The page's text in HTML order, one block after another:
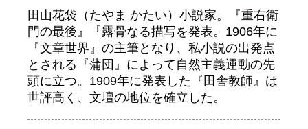
田山花袋（たやま かたい）小説家。『重右衛
門の最後』『露骨なる描写を発表。1906年に
『文章世界』の主筆となり、私小説の出発点
とされる『蒲団』によって自然主義運動の先
頭に立つ。1909年に発表した『田舎教師』は
世評高く、文壇の地位を確立した。